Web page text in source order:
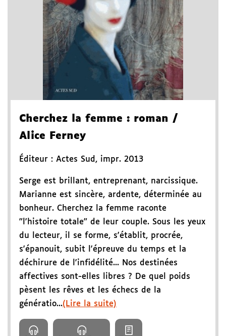
Cherchez la femme : roman /
Alice Ferney
Éditeur : Actes Sud , impr. 2013
Serge est brillant, entreprenant, narcissique.
Marianne est sincère, ardente, déterminée au
bonheur. Cherchez la femme raconte
"l'histoire totale" de leur couple. Sous les yeux
du lecteur, il se forme, s'établit, procrée,
s'épanouit, subit l'épreuve du temps et la
déchirure de l'infidélité... Nos destinées
affectives sont-elles libres ? De quel poids
pèsent les rêves et les échecs de la
génératio...(Lire la suite)